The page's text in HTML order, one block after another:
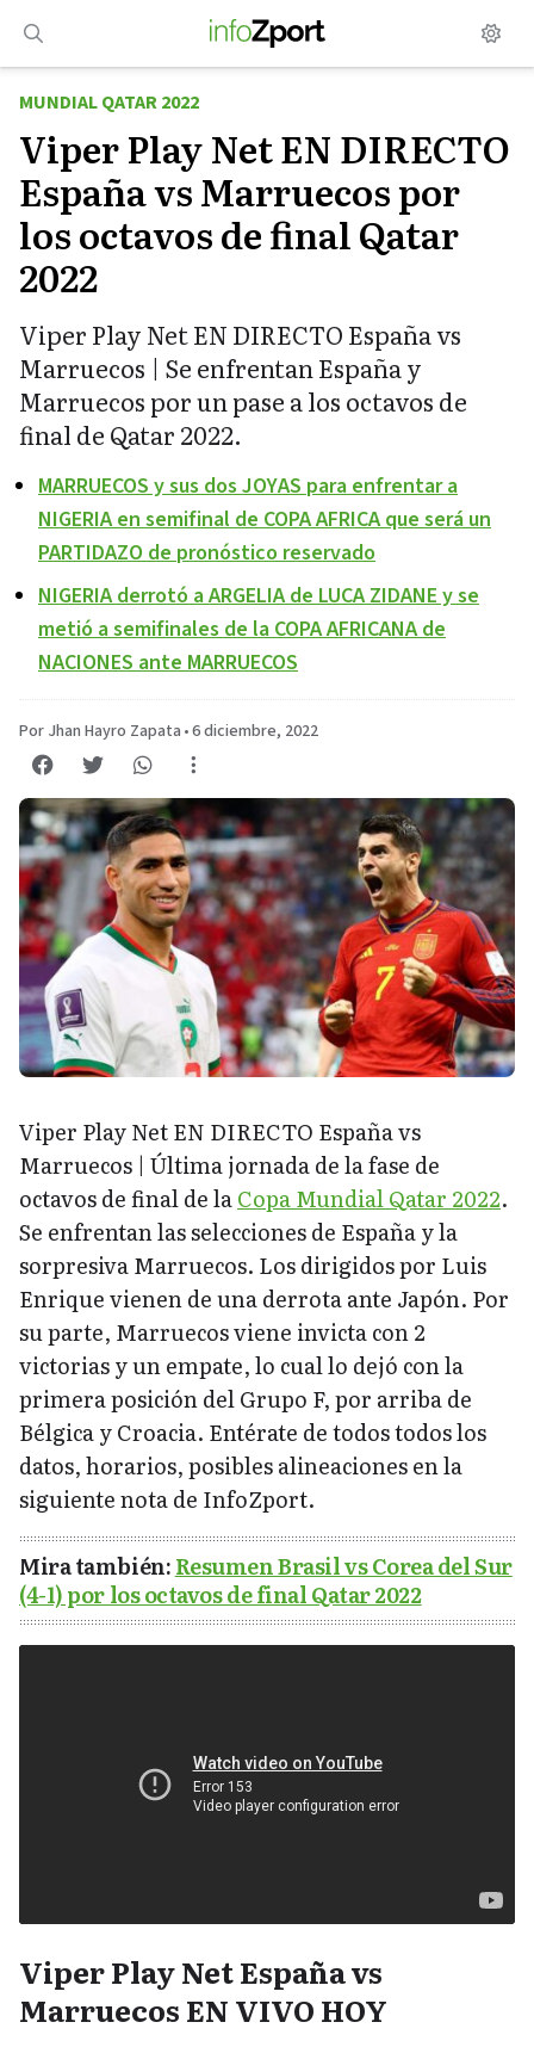
contenido
MUNDIAL QATAR 2022
Viper Play Net EN DIRECTO
España vs Marruecos por
los octavos de final Qatar
2022
Viper Play Net EN DIRECTO España vs
Marruecos | Se enfrentan España y
Marruecos por un pase a los octavos de
final de Qatar 2022.
MARRUECOS y sus dos JOYAS para enfrentar a
NIGERIA en semifinal de COPA AFRICA que será un
PARTIDAZO de pronóstico reservado
NIGERIA derrotó a ARGELIA de LUCA ZIDANE y se
metió a semifinales de la COPA AFRICANA de
NACIONES ante MARRUECOS
Por Jhan Hayro Zapata •6 diciembre, 2022
Viper Play Net EN DIRECTO España vs
Marruecos | Última jornada de la fase de
octavos de final de laCopa Mundial Qatar 2022.
Se enfrentan las selecciones de España y la
sorpresiva Marruecos. Los dirigidos por Luis
Enrique vienen de una derrota ante Japón. Por
su parte, Marruecos viene invicta con 2
victorias y un empate, lo cual lo dejó con la
primera posición del Grupo F, por arriba de
Bélgica y Croacia. Entérate de todos todos los
datos, horarios, posibles alineaciones en la
siguiente nota de InfoZport.
Mira también:Resumen Brasil vs Corea del Sur
(4-1) por los octavos de final Qatar 2022
Viper Play Net España vs
Marruecos EN VIVO HOY